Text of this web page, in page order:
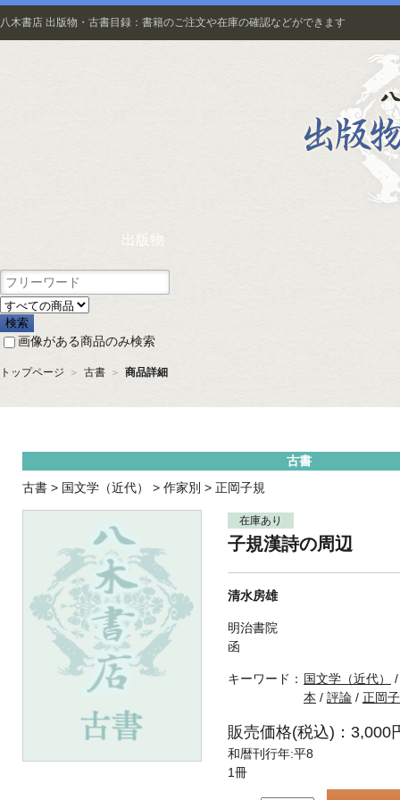
八木書店 出版物・古書目録：書籍のご注文や在庫の確認などができます
出版物
画像がある商品のみ検索
トップページ ＞ 古書 ＞ 商品詳細
古書
古書 > 国文学（近代） > 作家別 > 正岡子規
在庫あり
子規漢詩の周辺
清水房雄
明治書院
函
キーワード： 国文学（近代）
本 / 評論 / 正岡
販売価格(税込)：3,000
和暦刊行年:平8
1冊